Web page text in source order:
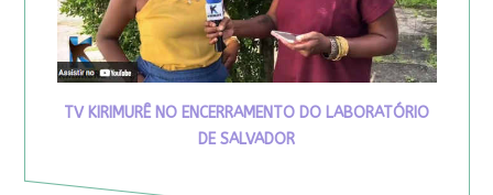
TV KIRIMURÊ NO ENCERRAMENTO DO LABORATÓRIO
DE SALVADOR